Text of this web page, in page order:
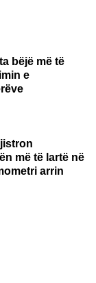
bëjë më të
e
më të lartë në
arrin